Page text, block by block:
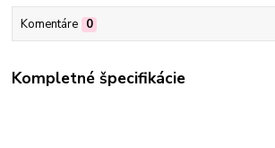
Komentáre 0
Kompletné špecifikácie